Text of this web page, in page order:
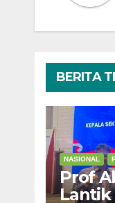
BERITA
NASIONAL
Prof
Lantik